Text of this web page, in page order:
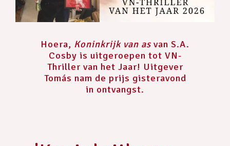
Hoera, Koninkrijk van asvan S.A.
Cosby is uitgeroepen tot VN-
Thriller van het Jaar! Uitgever
Tomás nam de prijs gisteravond
in ontvangst.